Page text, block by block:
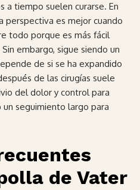
a tiempo suelen curarse. En
perspectiva es mejor cuando
todo porque es más fácil
embargo, sigue siendo un
de si se ha expandido
de las cirugías suele
del dolor y control para
un seguimiento largo para
de Vater